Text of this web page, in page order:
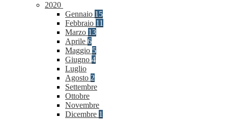
2020
Gennaio 15
Febbraio 11
Marzo 13
Aprile 6
Maggio 5
Giugno 4
Luglio
Agosto 2
Settembre
Ottobre
Novembre
Dicembre 1